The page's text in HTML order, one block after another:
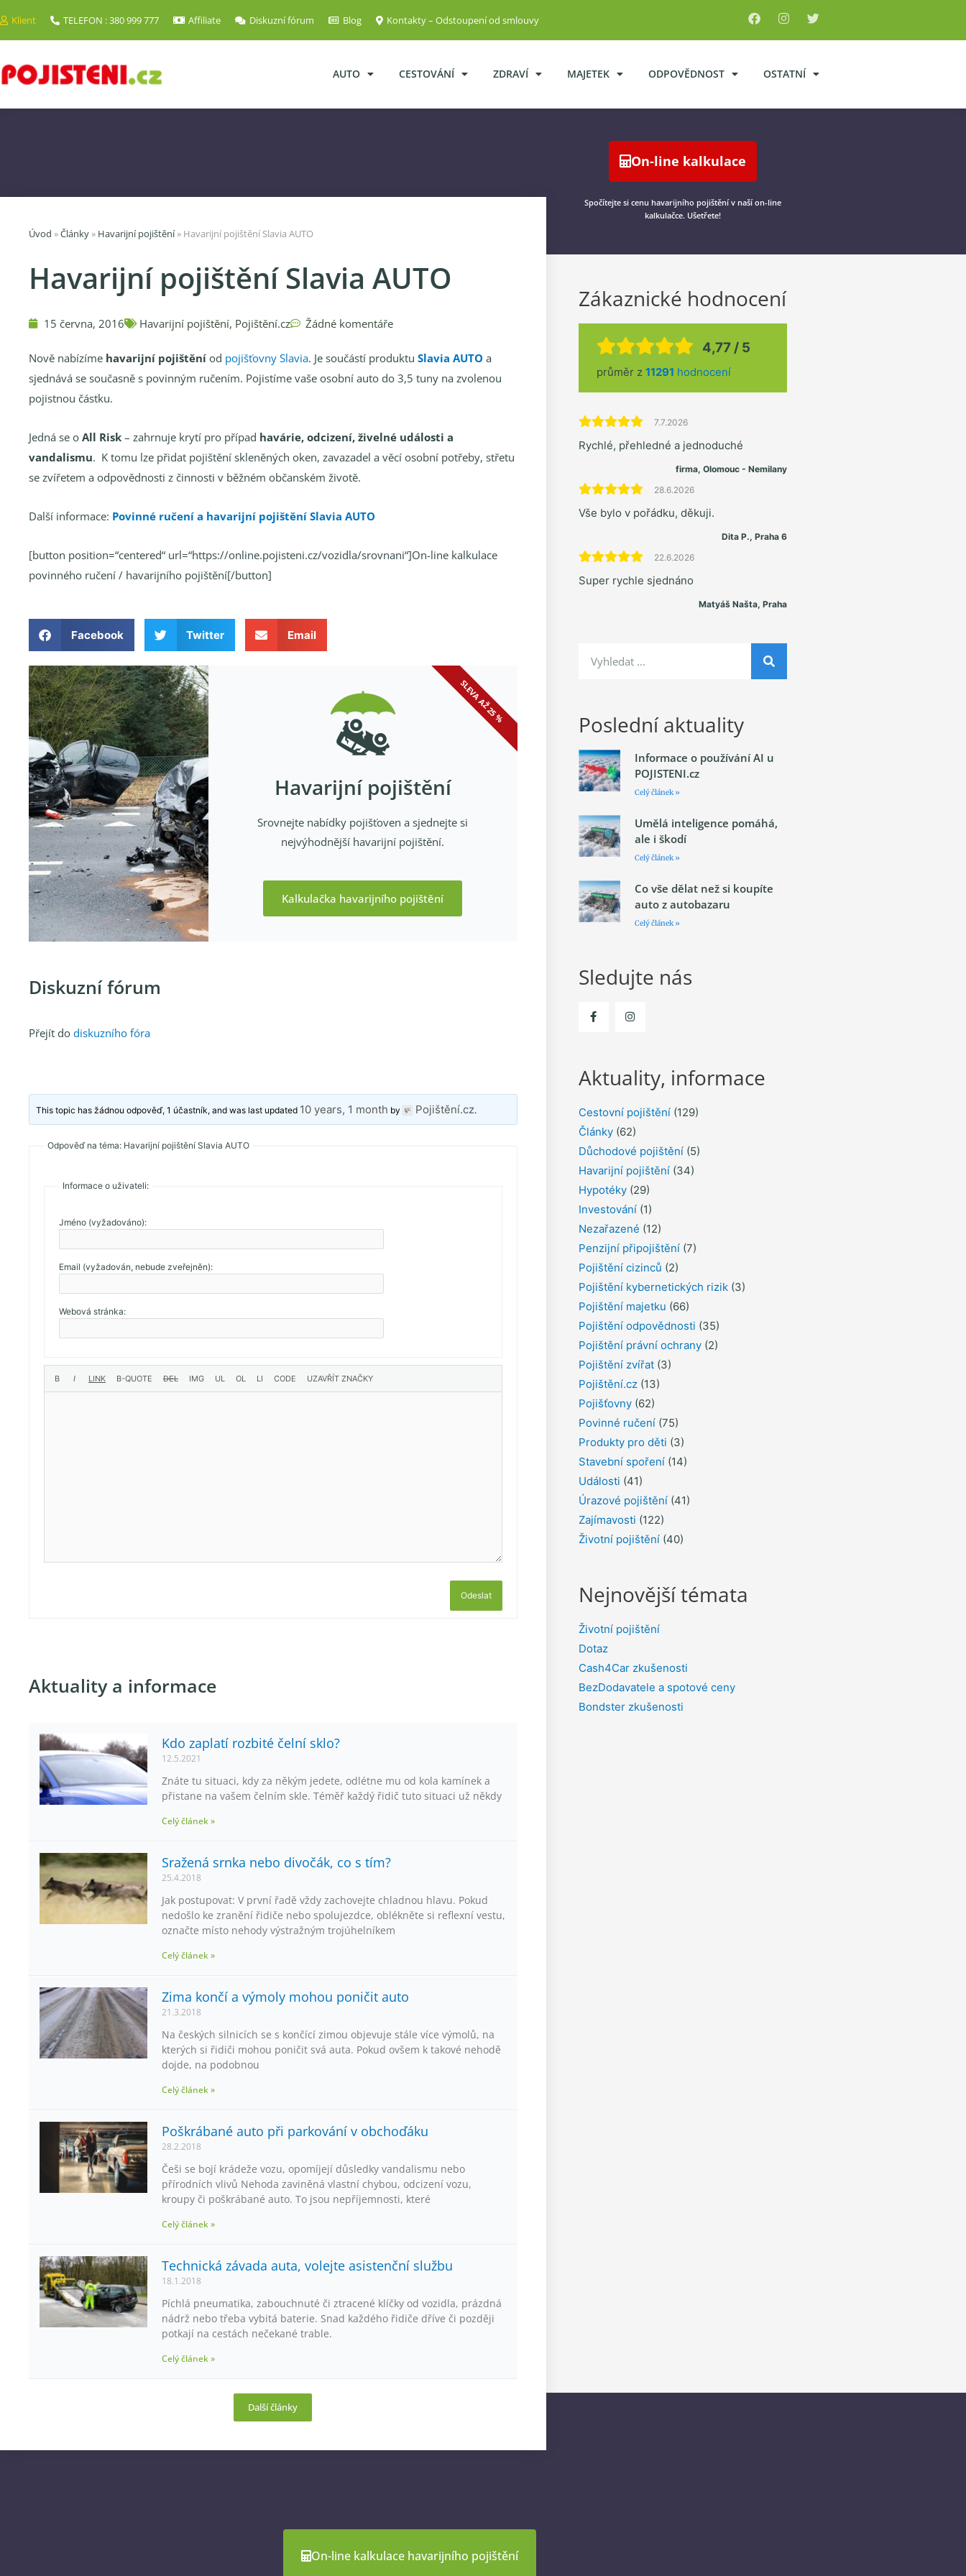
Klient TELEFON : 380 999 777 Affiliate Diskuzní fórum Blog Kontakty – Odstoupení od smlouvy
AUTO CESTOVÁNÍ ZDRAVÍ MAJETEK ODPOVĚDNOST OSTATNÍ
On-line kalkulace
Spočítejte si cenu havarijního pojištění v naší on-line
kalkulačce. Ušetřete!
Úvod »Články » Havarijní pojištění» Havarijní pojištění Slavia AUTO
Havarijní pojištění Slavia AUTO
15 června, 2016 Havarijní pojištění, Pojištění.cz Žádné komentáře
Nově nabízíme havarijní pojištění od pojišťovny Slavia. Je součástí produktu Slavia AUTO a
sjednává se současně s povinným ručením. Pojistíme vaše osobní auto do 3,5 tuny na zvolenou
pojistnou částku.
Jedná se o All Risk – zahrnuje krytí pro případ havárie, odcizení, živelné události a
vandalismu. K tomu lze přidat pojištění skleněných oken, zavazadel a věcí osobní potřeby, střetu
se zvířetem a odpovědnosti z činnosti v běžném občanském životě.
Další informace: Povinné ručení a havarijní pojištění Slavia AUTO
[button position=“centered“ url=“https://online.pojisteni.cz/vozidla/srovnani“]On-line kalkulace
povinného ručení / havarijního pojištění[/button]
Facebook Twitter Email
Havarijní pojištění
Srovnejte nabídky pojišťoven a sjednejte si
nejvýhodnější havarijní pojištění.
Kalkulačka havarijního pojištění
SLEVA AŽ 25 %
Diskuzní fórum
Přejít do diskuzního fóra
This topic has žádnou odpověď, 1 účastník, and was last updated 10 years, 1 month by Pojištění.cz.
Odpověď na téma: Havarijní pojištění Slavia AUTO
Informace o uživateli:
Jméno (vyžadováno):
Email (vyžadován, nebude zveřejněn):
Webová stránka:
Odeslat
Aktuality a informace
Kdo zaplatí rozbité čelní sklo?
12.5.2021
Znáte tu situaci, kdy za někým jedete, odlétne mu od kola kamínek a
přistane na vašem čelním skle. Téměř každý řidič tuto situaci už někdy
Celý článek »
Sražená srnka nebo divočák, co s tím?
25.4.2018
Jak postupovat: V první řadě vždy zachovejte chladnou hlavu. Pokud
nedošlo ke zranění řidiče nebo spolujezdce, oblékněte si reflexní vestu,
označte místo nehody výstražným trojúhelníkem
Celý článek »
Zima končí a výmoly mohou poničit auto
21.3.2018
Na českých silnicích se s končící zimou objevuje stále více výmolů, na
kterých si řidiči mohou poničit svá auta. Pokud ovšem k takové nehodě
dojde, na podobnou
Celý článek »
Poškrábané auto při parkování v obchoďáku
28.2.2018
Češi se bojí krádeže vozu, opomíjejí důsledky vandalismu nebo
přírodních vlivů Nehoda zaviněná vlastní chybou, odcizení vozu,
kroupy či poškrábané auto. To jsou nepříjemnosti, které
Celý článek »
Technická závada auta, volejte asistenční službu
18.1.2018
Píchlá pneumatika, zabouchnuté či ztracené klíčky od vozidla, prázdná
nádrž nebo třeba vybitá baterie. Snad každého řidiče dříve či později
potkají na cestách nečekané trable.
Celý článek »
Další články
Zákaznické hodnocení
4,77 / 5
průměr z 11291 hodnocení
7.7.2026
Rychlé, přehledné a jednoduché
firma, Olomouc - Nemilany
28.6.2026
Vše bylo v pořádku, děkuji.
Dita P., Praha 6
22.6.2026
Super rychle sjednáno
Matyáš Našta, Praha
Poslední aktuality
Informace o používání AI u
POJISTENI.cz
Celý článek »
Umělá inteligence pomáhá,
ale i škodí
Celý článek »
Co vše dělat než si koupíte
auto z autobazaru
Celý článek »
Sledujte nás
Aktuality, informace
Cestovní pojištění(129)
Články(62)
Důchodové pojištění(5)
Havarijní pojištění(34)
Hypotéky(29)
Investování(1)
Nezařazené (12)
Penzijní připojištění(7)
Pojištění cizinců (2)
Pojištění kybernetických rizik(3)
Pojištění majetku (66)
Pojištění odpovědnosti (35)
Pojištění právní ochrany(2)
Pojištění zvířat(3)
Pojištění.cz(13)
Pojišťovny(62)
Povinné ručení(75)
Produkty pro děti (3)
Stavební spoření(14)
Události (41)
Úrazové pojištění(41)
Zajímavosti (122)
Životní pojištění(40)
Nejnovější témata
Životní pojištění
Dotaz
Cash4Car zkušenosti
BezDodavatele a spotové ceny
Bondster zkušenosti
On-line kalkulace havarijního pojištění